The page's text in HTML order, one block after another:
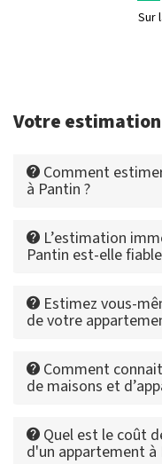
Sur
Votre
Comment
à Pantin ?
L’estimation
Pantin est-elle
Estimez vous-
de votre
Comment
de maisons et
Quel est le coût
d'un appartement à